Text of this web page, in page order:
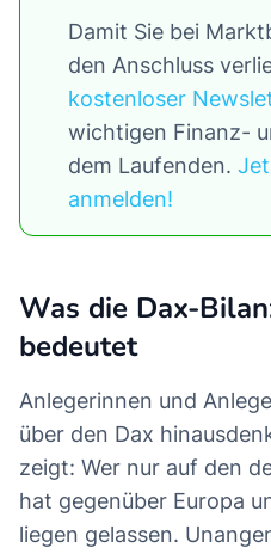
Damit Sie bei
den Anschluss
kostenloser
wichtigen Finanz-
dem Laufenden.
anmelden!
Was die Dax-
bedeutet
Anlegerinnen und
über den Dax
zeigt: Wer nur auf den
hat gegenüber Europa
liegen gelassen.